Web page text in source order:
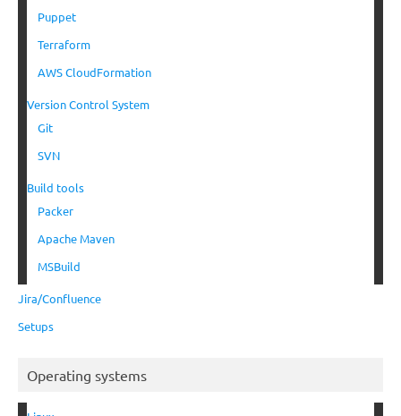
Puppet
Terraform
AWS CloudFormation
Version Control System
Git
SVN
Build tools
Packer
Apache Maven
MSBuild
Jira/Confluence
Setups
Operating systems